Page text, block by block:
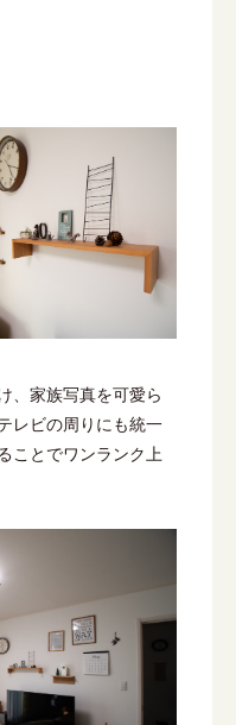
、家族写真を可愛ら
レビの周りにも統一
ことでワンランク上